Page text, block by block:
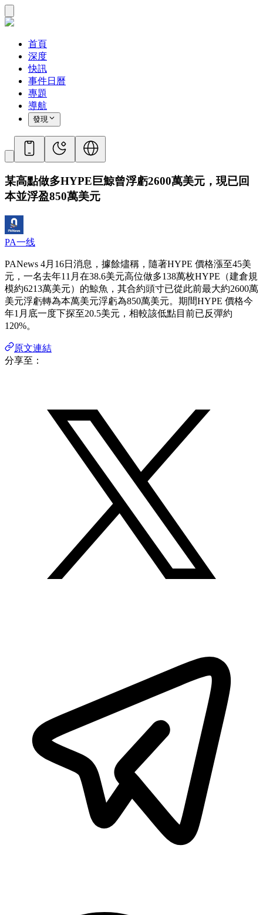
首頁
深度
快訊
事件日曆
專題
導航
發現
某高點做多HYPE巨鯨曾浮虧2600萬美元，現已回
本並浮盈850萬美元
PA一线
PANews 4月16日消息，據餘燼稱，隨著HYPE 價格漲至45美
元，一名去年11月在38.6美元高位做多138萬枚HYPE（建倉規
模約6213萬美元）的鯨魚，其合約頭寸已從此前最大約2600萬
美元浮虧轉為本萬美元浮虧為850萬美元。期間HYPE 價格今
年1月底一度下探至20.5美元，相較該低點目前已反彈約
120%。
原文連結
分享至：